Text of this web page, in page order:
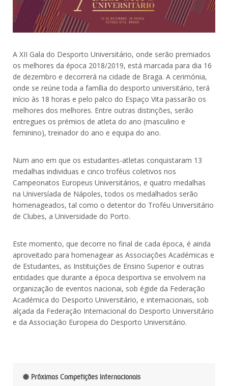
A XII Gala do Desporto Universitário, onde serão premiados
os melhores da época 2018/2019, está marcada para dia 16
de dezembro e decorrerá na cidade de Braga. A cerimónia,
onde se reúne toda a família do desporto universitário, terá
início às 18 horas e pelo palco do Espaço Vita passarão os
melhores dos melhores. Entre outras distinções, serão
entregues os prémios de atleta do ano (masculino e
feminino), treinador do ano e equipa do ano.
Num ano em que os estudantes-atletas conquistaram 13
medalhas individuas e cinco troféus coletivos nos
Campeonatos Europeus Universitários, e quatro medalhas
na Universíada de Nápoles, todos os medalhados serão
homenageados, tal como o detentor do Troféu Universitário
de Clubes, a Universidade do Porto.
Este momento, que decorre no final de cada época, é ainda
aproveitado para homenagear as Associações Académicas e
de Estudantes, as Instituições de Ensino Superior e outras
entidades que durante a época desportiva se envolvem na
organização de eventos nacionai, sob égide da Federação
Académica do Desporto Universitário, e internacionais, sob
alçada da Federação Internacional do Desporto Universitário
e da Associação Europeia do Desporto Universitário.
Próximas Competições Internacionais